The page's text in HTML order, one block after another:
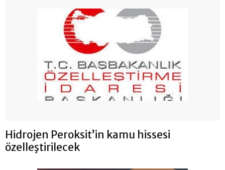
Hidrojen Peroksit’in kamu hissesi
özelleştirilecek